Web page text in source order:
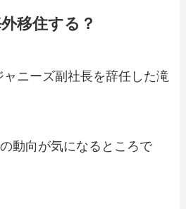
移住する？
ニーズ副社長を辞任した滝
動向が気になるところで